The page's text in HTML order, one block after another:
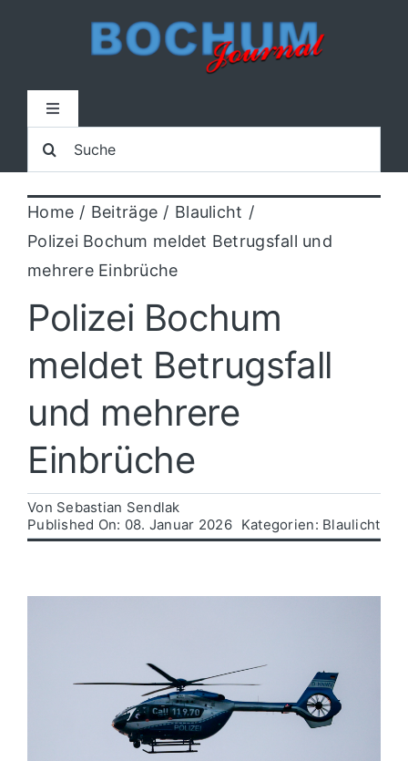
Toggle
Home
Lokal
Blaulicht
Sport
Politik
Wirtschaft
Suche
nach:
Home Beiträge
Blaulicht
Polizei Bochum meldet Betrugsfall und
mehrere Einbrüche
Polizei Bochum
meldet Betrugsfall
und mehrere
Einbrüche
Von Sebastian Sendlak
Published On: 08. Januar 2026 Kategorien: Blaulicht